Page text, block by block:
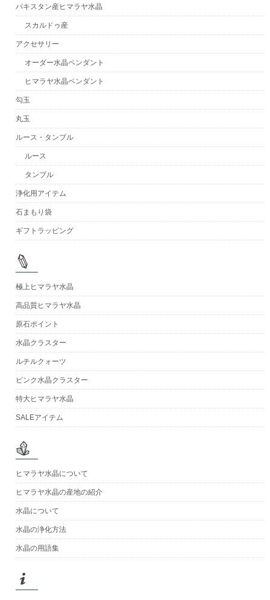
パキスタン産ヒマラヤ水晶
スカルドゥ産
アクセサリー
オーダー水晶ペンダント
ヒマラヤ水晶ペンダント
勾玉
丸玉
ルース・タンブル
ルース
タンブル
浄化用アイテム
石まもり袋
ギフトラッピング
極上ヒマラヤ水晶
高品質ヒマラヤ水晶
原石ポイント
水晶クラスター
ルチルクォーツ
ピンク水晶クラスター
特大ヒマラヤ水晶
SALEアイテム
ヒマラヤ水晶について
ヒマラヤ水晶の産地の紹介
水晶について
水晶の浄化方法
水晶の用語集